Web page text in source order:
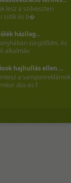
lesz a szilveszteri
sütik és b�
házilag...
sürgölődni, és
alkalmáv
hajhullás ellen ...
a samponreklámok
dús és f